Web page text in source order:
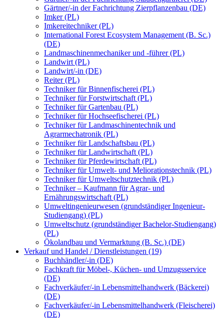
Gärtner/-in der Fachrichtung Zierpflanzenbau (DE)
Imker (PL)
Imkereitechniker (PL)
International Forest Ecosystem Management (B. Sc.)
(DE)
Landmaschinenmechaniker und -führer (PL)
Landwirt (PL)
Landwirt/-in (DE)
Reiter (PL)
Techniker für Binnenfischerei (PL)
Techniker für Forstwirtschaft (PL)
Techniker für Gartenbau (PL)
Techniker für Hochseefischerei (PL)
Techniker für Landmaschinentechnik und
Agrarmechatronik (PL)
Techniker für Landschaftsbau (PL)
Techniker für Landwirtschaft (PL)
Techniker für Pferdewirtschaft (PL)
Techniker für Umwelt- und Meliorationstechnik (PL)
Techniker für Umweltschutztechnik (PL)
Techniker – Kaufmann für Agrar- und
Ernährungswirtschaft (PL)
Umweltingenieurwesen (grundständiger Ingenieur-
Studiengang) (PL)
Umweltschutz (grundständiger Bachelor-Studiengang)
(PL)
Ökolandbau und Vermarktung (B. Sc.) (DE)
Verkauf und Handel / Dienstleistungen (19)
Buchhändler/-in (DE)
Fachkraft für Möbel-, Küchen- und Umzugsservice
(DE)
Fachverkäufer/-in Lebensmittelhandwerk (Bäckerei)
(DE)
Fachverkäufer/-in Lebensmittelhandwerk (Fleischerei)
(DE)